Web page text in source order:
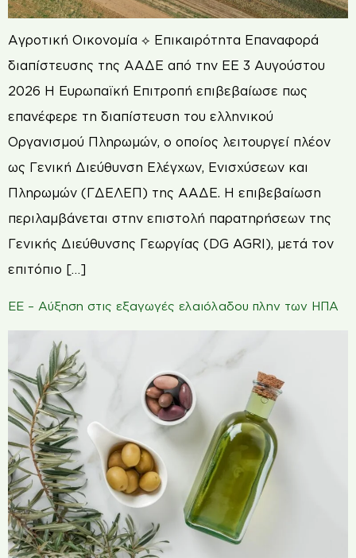
Αγροτική Οικονομία ⟡ Επικαιρότητα Επαναφορά
διαπίστευσης της ΑΑΔΕ από την ΕΕ 3 Αυγούστου
2026 Η Ευρωπαϊκή Επιτροπή επιβεβαίωσε πως
επανέφερε τη διαπίστευση του ελληνικού
Οργανισμού Πληρωμών, ο οποίος λειτουργεί πλέον
ως Γενική Διεύθυνση Ελέγχων, Ενισχύσεων και
Πληρωμών (ΓΔΕΛΕΠ) της ΑΑΔΕ. Η επιβεβαίωση
περιλαμβάνεται στην επιστολή παρατηρήσεων της
Γενικής Διεύθυνσης Γεωργίας (DG AGRI), μετά τον
επιτόπιο […]
ΕΕ – Αύξηση στις εξαγωγές ελαιόλαδου πλην των ΗΠΑ